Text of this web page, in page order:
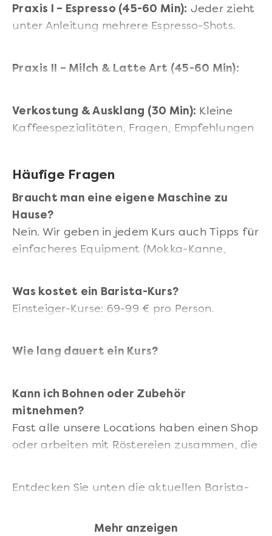
Praxis I – Espresso (45-60 Min): Jeder zieht
unter Anleitung mehrere Espresso-Shots.
Praxis II – Milch & Latte Art (45-60 Min):
Verkostung & Ausklang (30 Min): Kleine
Kaffeespezialitäten, Fragen, Empfehlungen
Häufige Fragen
Braucht man eine eigene Maschine zu
Hause?
Nein. Wir geben in jedem Kurs auch Tipps für
einfacheres Equipment (Mokka-Kanne,
Was kostet ein Barista-Kurs?
Einsteiger-Kurse: 69-99 € pro Person.
Wie lang dauert ein Kurs?
Kann ich Bohnen oder Zubehör
mitnehmen?
Fast alle unsere Locations haben einen Shop
oder arbeiten mit Röstereien zusammen, die
Entdecken Sie unten die aktuellen Barista-
Mehr anzeigen